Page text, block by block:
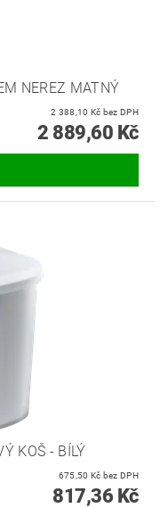
NEREZ MATNÝ
2 388,10 Kč bez DPH
2 889,60 Kč
KOŠ - BÍLÝ
675,50 Kč bez DPH
817,36 Kč